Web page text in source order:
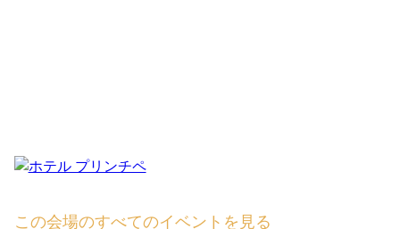
この会場のすべてのイベントを見る